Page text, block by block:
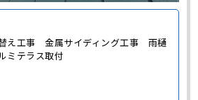
え工事 金属サイディング工事 雨樋
テラス取付